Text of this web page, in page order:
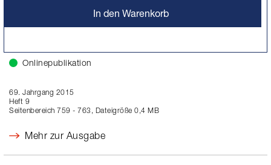
In den Warenkorb
Onlinepublikation
69. Jahrgang 2015
Heft 9
Seitenbereich 759 - 763, Dateigröße 0,4 MB
Mehr zur Ausgabe